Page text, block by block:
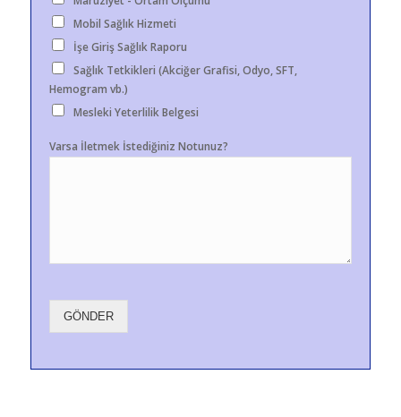
Mobil Sağlık Hizmeti
İşe Giriş Sağlık Raporu
Sağlık Tetkikleri (Akciğer Grafisi, Odyo, SFT,
Hemogram vb.)
Mesleki Yeterlilik Belgesi
Varsa İletmek İstediğiniz Notunuz?
GÖNDER